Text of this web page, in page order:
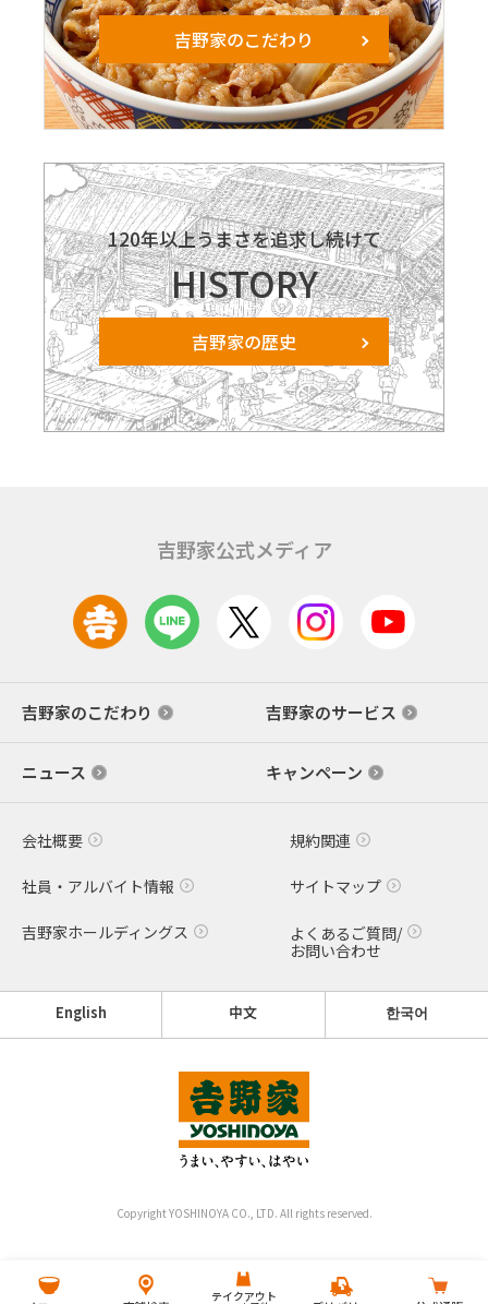
吉野家のこだわり
120年以上うまさを追求し続けて
HISTORY
吉野家の歴史
テイクアウト
吉野家公式メディア
吉野家のこだわり 吉野家のサービス
ニュース キャンペーン
会社概要 規約関連
社員・アルバイト情報 サイトマップ
吉野家ホールディングス
よくあるご質問/
お問い合わせ
English 中文 한국어
Copyright YOSHINOYA CO., LTD. All rights reserved.